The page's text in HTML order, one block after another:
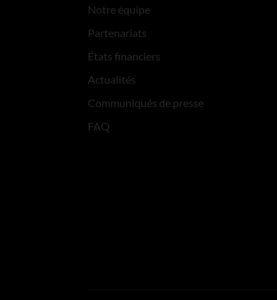
Notre équipe
Partenariats
États financiers
Actualités
Communiqués de presse
FAQ